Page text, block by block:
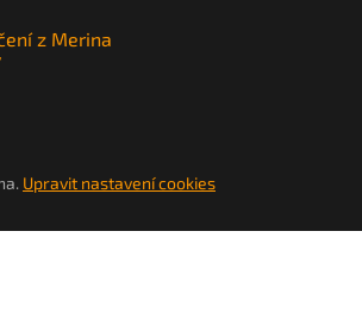
z Merina
Upravit nastavení cookies